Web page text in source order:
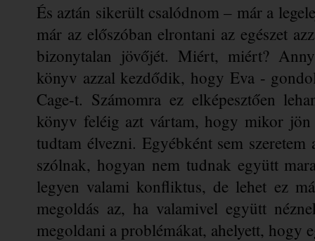
És aztán sikerült csalódnom – már a
már az előszóban elrontani az egészet
bizonytalan jövőjét. Miért, miért?
könyv azzal kezdődik, hogy Eva -
Cage-t. Számomra ez elképesztően
könyv feléig azt vártam, hogy mikor
tudtam élvezni. Egyébként sem
szólnak, hogyan nem tudnak együtt
legyen valami konfliktus, de lehet ez
megoldás az, ha valamivel együtt
megoldani a problémákat, ahelyett, hogy